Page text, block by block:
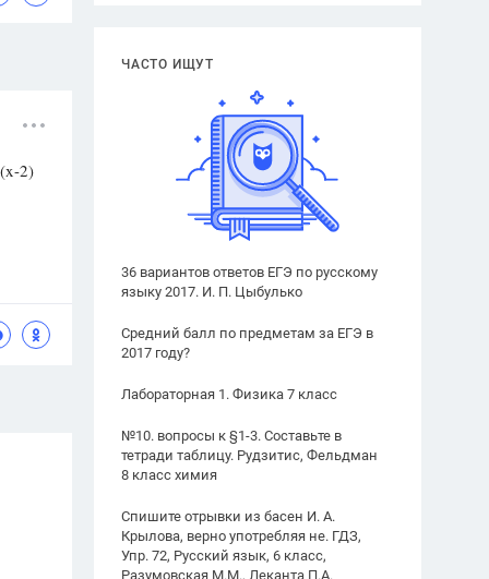
ЧАСТО ИЩУТ
36 вариантов ответов ЕГЭ по русскому
языку 2017. И. П. Цыбулько
Средний балл по предметам за ЕГЭ в
2017 году?
Лабораторная 1. Физика 7 класс
№10. вопросы к §1-3. Составьте в
тетради таблицу. Рудзитис, Фельдман
8 класс химия
Спишите отрывки из басен И. А.
Крылова, верно употребляя не. ГДЗ,
Упр. 72, Русский язык, 6 класс,
Разумовская М.М., Леканта П.А.
2)